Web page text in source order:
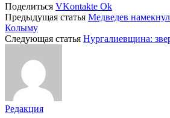
Поделиться VKontakte Ok
Предыдущая статья Медведев
Колыму
Следующая статья Нургалиевщина:
Редакция